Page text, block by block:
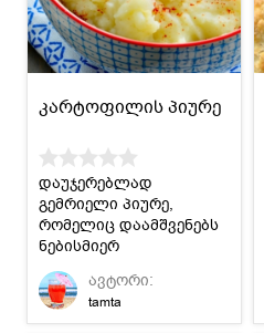
კარტოფილის პიურე
დაუჯერებლად
გემრიელი პიურე,
რომელიც დაამშვენებს
ნებისმიერ
სადღესასწაულო
ოჯახურ სადილს.
ავტორი:
tamta